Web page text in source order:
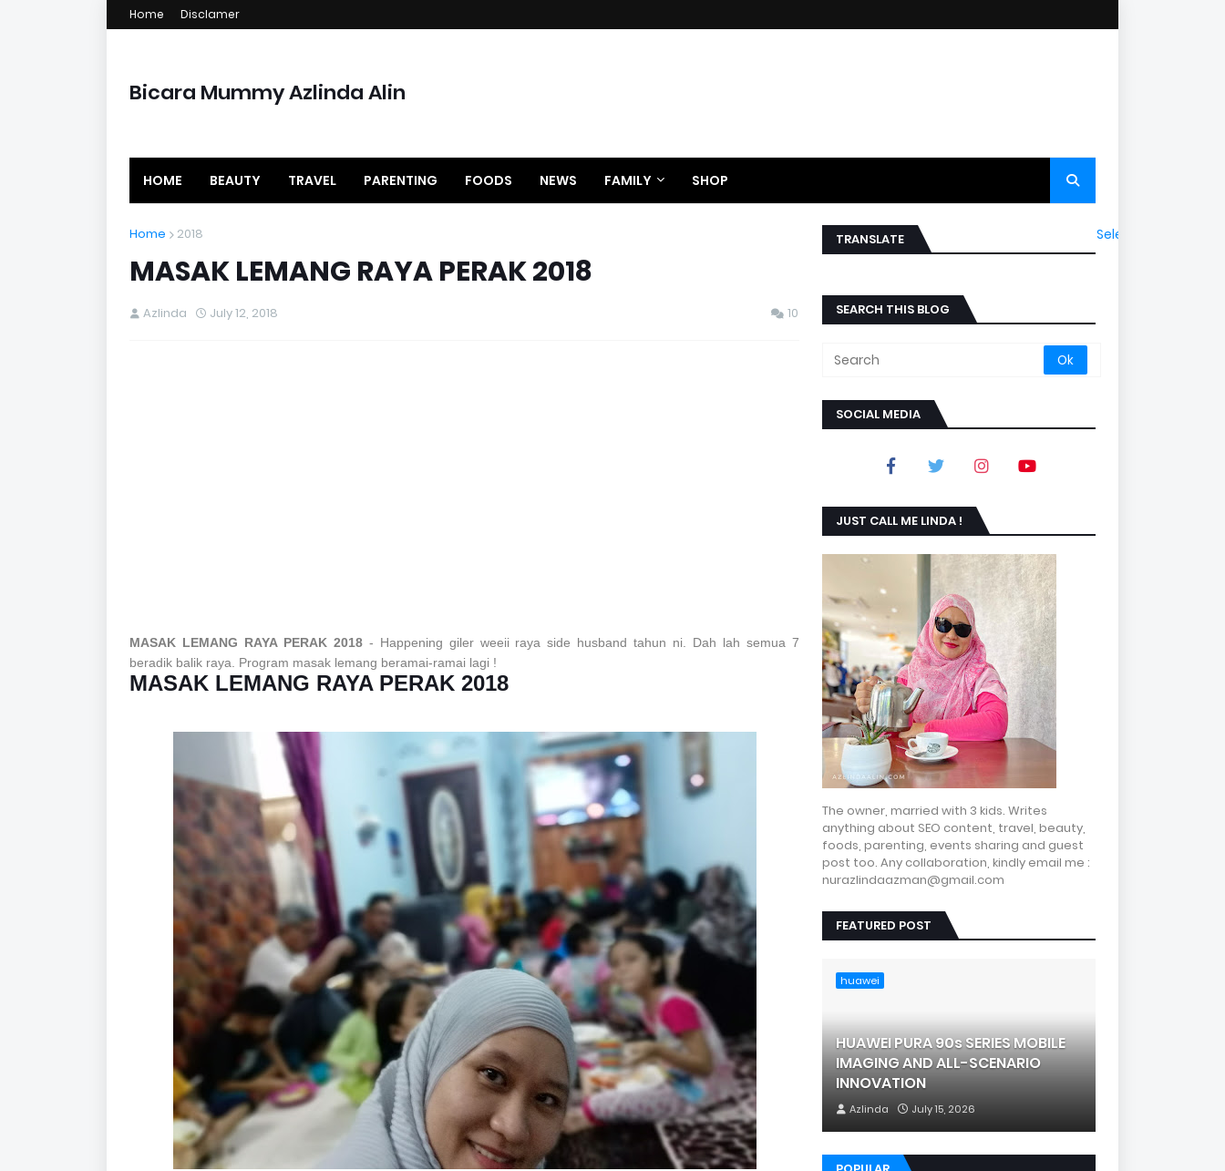
Home Disclamer
Bicara Mummy Azlinda Alin
HOME BEAUTY TRAVEL PARENTING FOODS NEWS FAMILY SHOP
Home 2018
MASAK LEMANG RAYA PERAK 2018
Azlinda July 12, 2018 10
MASAK LEMANG RAYA PERAK 2018- Happening giler weeii raya side husband tahun ni. Dah lah semua 7
beradik balik raya. Program masak lemang beramai-ramai lagi !
MASAK LEMANG RAYA PERAK 2018
TRANSLATE Select Language
SEARCH THIS BLOG
SOCIAL MEDIA
JUST CALL ME LINDA !
The owner, married with 3 kids. Writes
anything about SEO content, travel, beauty,
foods, parenting, events sharing and guest
post too. Any collaboration, kindly email me :
nurazlindaazman@gmail.com
FEATURED POST
huawei
HUAWEI PURA 90s SERIES MOBILE
IMAGING AND ALL-SCENARIO
INNOVATION
Azlinda July 15, 2026